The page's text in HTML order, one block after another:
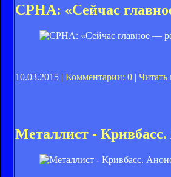
СРНА: «Сейчас
10.03.2015 | Комментарии: 0 | Читать
Металлист - Кривбасс.